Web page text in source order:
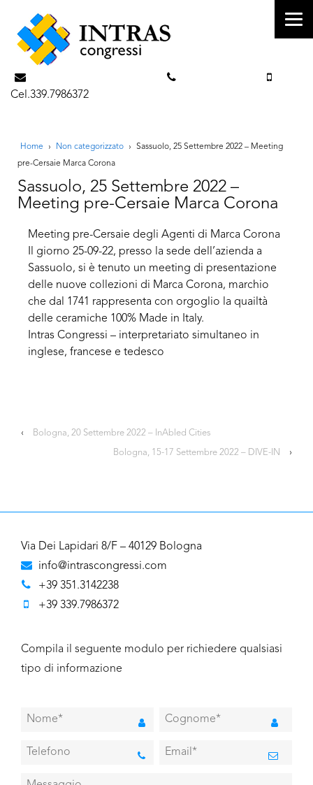
Cel.339.7986372
Home › Non categorizzato ›
Sassuolo, 25 Settembre 2022 – Meeting
pre-Cersaie Marca Corona
Sassuolo, 25 Settembre 2022 –
Meeting pre-Cersaie Marca Corona
Meeting pre-Cersaie degli Agenti di Marca Corona
Il giorno 25-09-22, presso la sede dell’azienda a
Sassuolo, si è tenuto un meeting di presentazione
delle nuove collezioni di Marca Corona, marchio
che dal 1741 rappresenta con orgoglio la quailtà
delle ceramiche 100% Made in Italy.
Intras Congressi – interpretariato simultaneo in
inglese, francese e tedesco
‹ Bologna, 20 Settembre 2022 – InAbled Cities
Bologna, 15-17 Settembre 2022 – DIVE-IN ›
Via Dei Lapidari 8/F – 40129 Bologna
info@intrascongressi.com
+39 351.3142238
+39 339.7986372
Compila il seguente modulo per richiedere qualsiasi
tipo di informazione